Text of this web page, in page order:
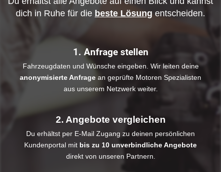
dich in Ruhe für die beste Lösung entscheiden.
1. Anfrage stellen
Fahrzeugdaten und Wünsche eingeben. Wir leiten deine
anonymisierte Anfrage an geprüfte Motoren Spezialisten
aus unserem Netzwerk weiter.
2. Angebote vergleichen
Du erhältst per E-Mail Zugang zu deinen persönlichen
Kundenportal mit bis zu 10 unverbindliche Angebote
direkt von unseren Partnern.